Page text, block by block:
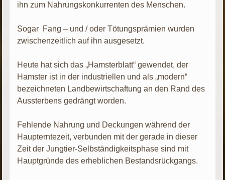
ihn zum Nahrungskonkurrenten des Menschen.
Sogar Fang – und / oder Tötungsprämien wurden
zwischenzeitlich auf ihn ausgesetzt.
Heute hat sich das „Hamsterblatt“ gewendet, der
Hamster ist in der industriellen und als „modern“
bezeichneten Landbewirtschaftung an den Rand des
Aussterbens gedrängt worden.
Fehlende Nahrung und Deckungen während der
Haupterntezeit, verbunden mit der gerade in dieser
Zeit der Jungtier-Selbständigkeitsphase sind mit
Hauptgründe des erheblichen Bestandsrückgangs.